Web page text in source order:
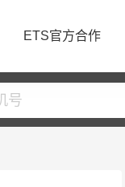
ETS官方合作